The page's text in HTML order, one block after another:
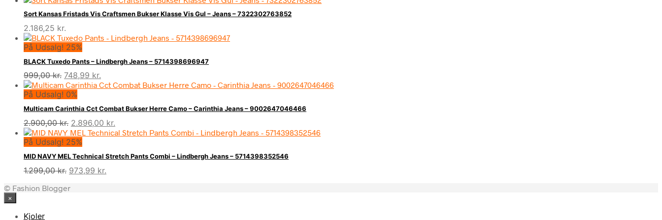
Sort Kansas Fristads Vis Craftsmen Bukser Klasse Vis Gul – Jeans – 7322302763852
2.186,25 kr.
På Udsalg! 25%
BLACK Tuxedo Pants – Lindbergh Jeans – 5714398696947
999,00kr. Den
oprindelige
pris
var:
999,00 kr..
748,99 kr.
aktuelle
er:
748,99 kr..
På Udsalg! 0%
Multicam Carinthia Cct Combat Bukser Herre Camo – Carinthia Jeans – 9002647046466
2.900,00kr. Den
oprindelige
pris
var:
2.900,00 kr..
2.896,00 kr.
aktuelle
2.896,00 kr..
På Udsalg! 25%
MID NAVY MEL Technical Stretch Pants Combi – Lindbergh Jeans – 5714398352546
1.299,00kr. Den
pris
973,99 kr.
© Fashion Blogger
×
Kjoler